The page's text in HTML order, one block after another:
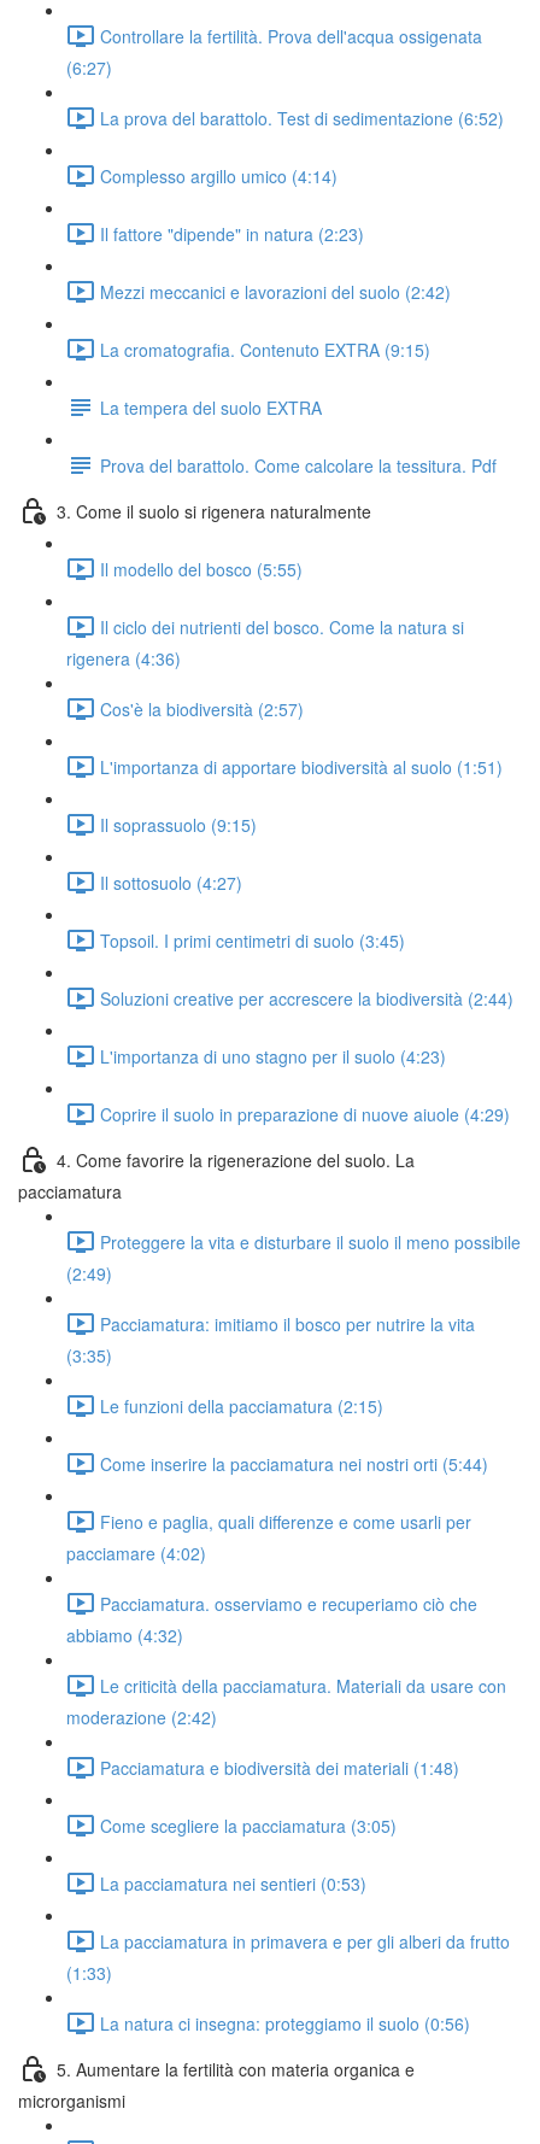
Controllare la fertilità. Prova dell'acqua ossigenata
(6:27)
La prova del barattolo. Test di sedimentazione (6:52)
Complesso argillo umico (4:14)
Il fattore "dipende" in natura (2:23)
Mezzi meccanici e lavorazioni del suolo (2:42)
La cromatografia. Contenuto EXTRA (9:15)
La tempera del suolo EXTRA
Prova del barattolo. Come calcolare la tessitura. Pdf
3. Come il suolo si rigenera naturalmente
Il modello del bosco (5:55)
Il ciclo dei nutrienti del bosco. Come la natura si
rigenera (4:36)
Cos'è la biodiversità (2:57)
L'importanza di apportare biodiversità al suolo (1:51)
Il soprassuolo (9:15)
Il sottosuolo (4:27)
Topsoil. I primi centimetri di suolo (3:45)
Soluzioni creative per accrescere la biodiversità (2:44)
L'importanza di uno stagno per il suolo (4:23)
Coprire il suolo in preparazione di nuove aiuole (4:29)
4. Come favorire la rigenerazione del suolo. La
pacciamatura
Proteggere la vita e disturbare il suolo il meno possibile
(2:49)
Pacciamatura: imitiamo il bosco per nutrire la vita
(3:35)
Le funzioni della pacciamatura (2:15)
Come inserire la pacciamatura nei nostri orti (5:44)
Fieno e paglia, quali differenze e come usarli per
pacciamare (4:02)
Pacciamatura. osserviamo e recuperiamo ciò che
abbiamo (4:32)
Le criticità della pacciamatura. Materiali da usare con
moderazione (2:42)
Pacciamatura e biodiversità dei materiali (1:48)
Come scegliere la pacciamatura (3:05)
La pacciamatura nei sentieri (0:53)
La pacciamatura in primavera e per gli alberi da frutto
(1:33)
La natura ci insegna: proteggiamo il suolo (0:56)
5. Aumentare la fertilità con materia organica e
microrganismi